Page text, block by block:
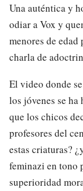
Una auténtica y
odiar a Vox y
menores de
charla de
El video donde
los jóvenes se
que los chicos
profesores del
estas criaturas?
feminazi en tono
superioridad